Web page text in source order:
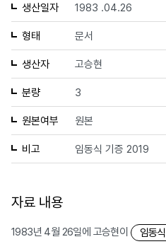
생산일자 1983 .04.26
형태 문서
생산자 고승현
분량 3
원본여부 원본
비고 임동식 기증 2019
자료 내용
1983년 4월 26일에 고승현이 임동식